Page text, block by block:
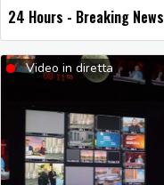
24 Hours - Breaking News
Video in diretta